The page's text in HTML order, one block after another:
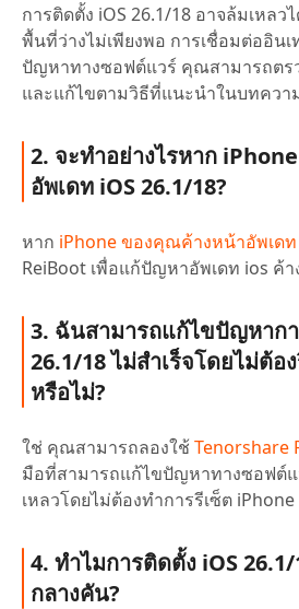
การติดตั้ง iOS 26.1/18 อาจล้มเหลว
พื้นที่ว่างไม่เพียงพอ การเชื่อมต่ออินเ
ปัญหาทางซอฟต์แวร์ คุณสามารถตร
และแก้ไขตามวิธีที่แนะนำในบทควา
2. จะทำอย่างไรหาก
อัพเดท iOS 26.1/18?
หาก iPhone ของคุณค้างหน้าอัพเดท
ReiBoot เพื่อแก้ปัญหาอัพเดท ios ค้า
3. ฉันสามารถแก้ไขปัญหาก
26.1/18 ไม่สำเร็จโดยไม่ต้อ
หรือไม่?
ใช่ คุณสามารถลองใช้Tenorshare
มือที่สามารถแก้ไขปัญหาทางซอฟต์
เหลวโดยไม่ต้องทำการรีเซ็ต iPhone
4. ทำไมการติดตั้ง iOS
กลางคัน?